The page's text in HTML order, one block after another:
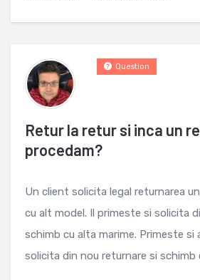
Retur la retur si inca un
procedam?
Question
Un client solicita legal returnarea
cu alt model. Il primeste si solicita
schimb cu alta marime. Primeste si
solicita din nou returnare si schimb